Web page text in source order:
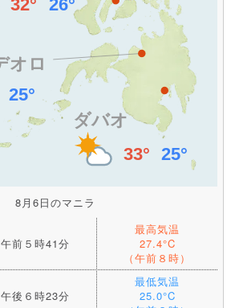
8月6日のマニラ
午前５時41分
最高気温
27.4°C
（午前８時）
午後６時23分
最低気温
25.0°C